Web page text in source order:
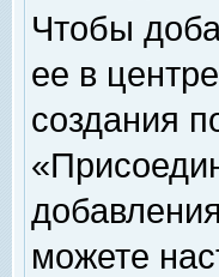
Чтобы
ее в
создания
можете